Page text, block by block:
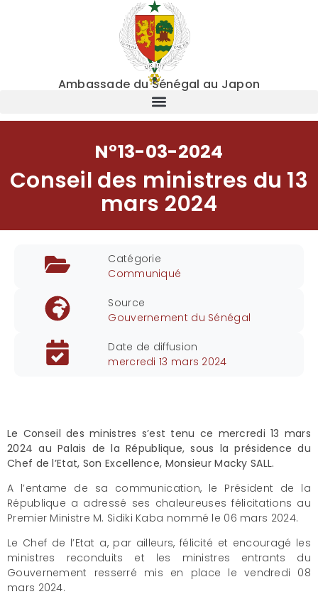
Ambassade du Sénégal au Japon
N°13-03-2024
Conseil des ministres du 13
mars 2024
Catégorie
Communiqué
Source
Gouvernement du Sénégal
Date de diffusion
mercredi 13 mars 2024
Le Conseil des ministres s’est tenu ce mercredi 13 mars
2024 au Palais de la République, sous la présidence du
Chef de l’Etat, Son Excellence, Monsieur Macky SALL.
A l’entame de sa communication, le Président de la
République a adressé ses chaleureuses félicitations au
Premier Ministre M. Sidiki Kaba nommé le 06 mars 2024.
Le Chef de l’Etat a, par ailleurs, félicité et encouragé les
ministres reconduits et les ministres entrants du
Gouvernement resserré mis en place le vendredi 08
mars 2024.